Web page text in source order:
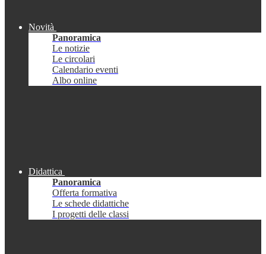
Novità
Panoramica
Le notizie
Le circolari
Calendario eventi
Albo online
Didattica
Panoramica
Offerta formativa
Le schede didattiche
I progetti delle classi